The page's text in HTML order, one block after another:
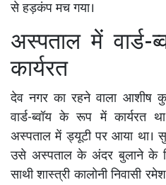
से हड़कंप मच गया।
अस्पताल में
कार्यरत
देव नगर का रहने वाला आशीष
वार्ड-ब्वॉय के रूप में कार्यरत
अस्पताल में ड्यूटी पर आया था।
उसे अस्पताल के अंदर बुलाने के
साथी शास्त्री कालोनी निवासी